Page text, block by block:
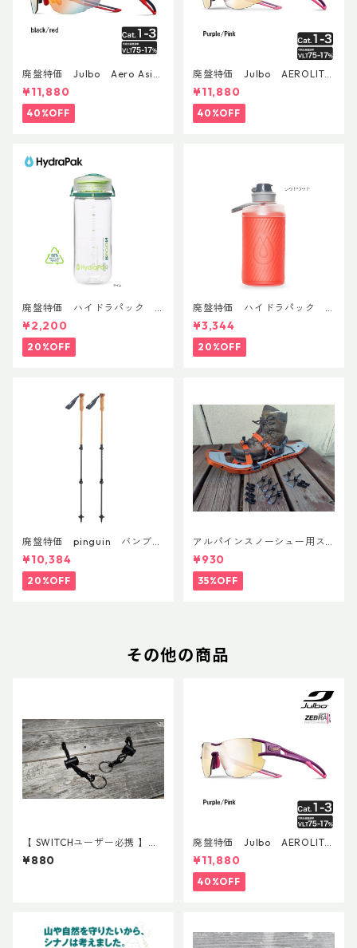
廃盤特価 Julbo Aero Asia
nFit
¥11,880
40%OFF
廃盤特価 Julbo AEROLITE
AsianFit
¥11,880
40%OFF
廃盤特価 ハイドラパック
リーコン ツイスト＆シップ 50
0ml
¥2,200
20%OFF
廃盤特価 ハイドラパック
フラックス 750ml
¥3,344
20%OFF
廃盤特価 pinguin バンブー
FLフォーム(ペア)
¥10,384
20%OFF
アルパインスノーシュー用ス
トラップキャッチ(ペア)
¥930
35%OFF
その他の商品
【 SWITCHユーザー必携 】ス
イッチ用アタッチメント(ペア)
¥880
廃盤特価 Julbo AEROLITE
AsianFit
¥11,880
40%OFF